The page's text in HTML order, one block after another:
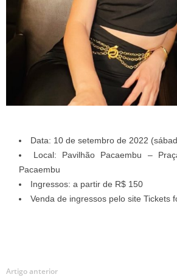
Data: 10 de setembro de 2022
Local: Pavilhão Pacaembu –
Pacaembu
Ingressos: a partir de R$ 150
Venda de ingressos pelo site Tickets
Artigo anterior